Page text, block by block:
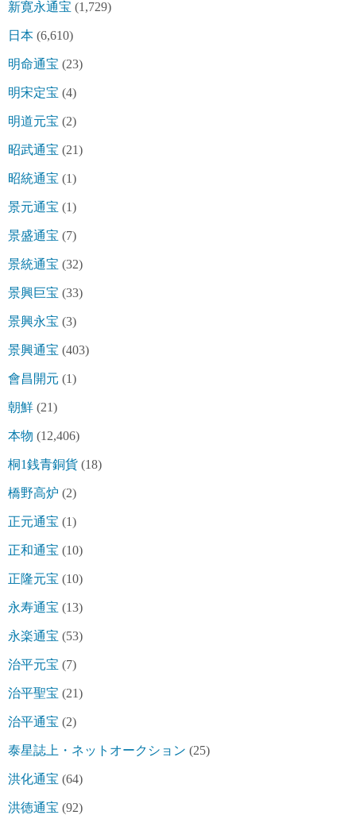
新寛永通宝 (1,729)
日本 (6,610)
明命通宝 (23)
明宋定宝 (4)
明道元宝 (2)
昭武通宝 (21)
昭統通宝 (1)
景元通宝 (1)
景盛通宝 (7)
景統通宝 (32)
景興巨宝 (33)
景興永宝 (3)
景興通宝 (403)
會昌開元 (1)
朝鮮 (21)
本物 (12,406)
桐1銭青銅貨 (18)
橋野高炉 (2)
正元通宝 (1)
正和通宝 (10)
正隆元宝 (10)
永寿通宝 (13)
永楽通宝 (53)
治平元宝 (7)
治平聖宝 (21)
治平通宝 (2)
泰星誌上・ネットオークション (25)
洪化通宝 (64)
洪徳通宝 (92)